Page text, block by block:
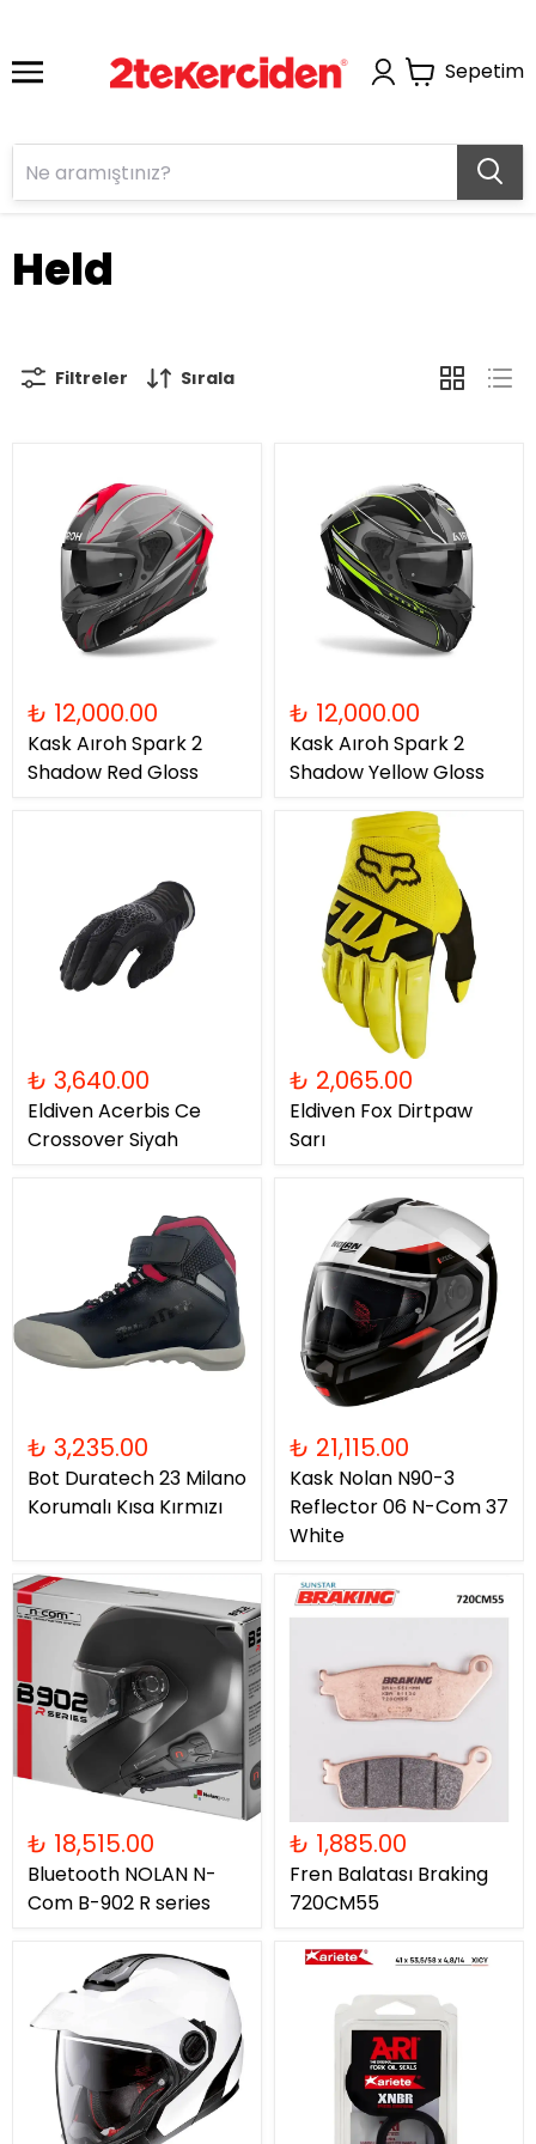
Sepetim
Held
Filtreler Sırala
₺ 12,000.00
Kask Aıroh Spark 2
Shadow Red Gloss
₺ 12,000.00
Kask Aıroh Spark 2
Shadow Yellow Gloss
₺ 3,640.00
Eldiven Acerbis Ce
Crossover Siyah
₺ 2,065.00
Eldiven Fox Dirtpaw
Sarı
₺ 3,235.00
Bot Duratech 23 Milano
Korumalı Kısa Kırmızı
₺ 21,115.00
Kask Nolan N90-3
Reflector 06 N-Com 37
White
₺ 18,515.00
Bluetooth NOLAN N-
Com B-902 R series
₺ 1,885.00
Fren Balatası Braking
720CM55